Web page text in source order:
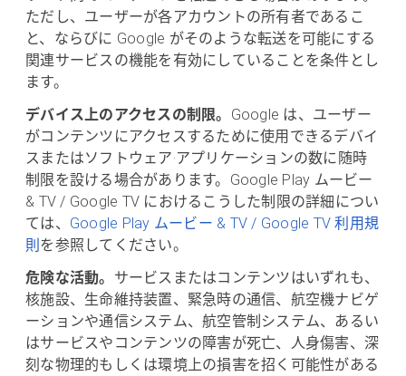
ただし、ユーザーが各アカウントの所有者であるこ
と、ならびに Google がそのような転送を可能にする
関連サービスの機能を有効にしていることを条件とし
ます。
デバイス上のアクセスの制限。 Google は、ユーザー
がコンテンツにアクセスするために使用できるデバイ
スまたはソフトウェア·アプリケーションの数に随時
制限を設ける場合があります。Google Play ムービー
& TV / Google TV におけるこうした制限の詳細につい
ては、 Google Play ムービー & TV / Google TV 利用規
則 を参照してください。
危険な活動。 サービスまたはコンテンツはいずれも、
核施設、生命維持装置、緊急時の通信、航空機ナビゲ
ーションや通信システム、航空管制システム、あるい
はサービスやコンテンツの障害が死亡、人身傷害、深
刻な物理的もしくは環境上の損害を招く可能性がある